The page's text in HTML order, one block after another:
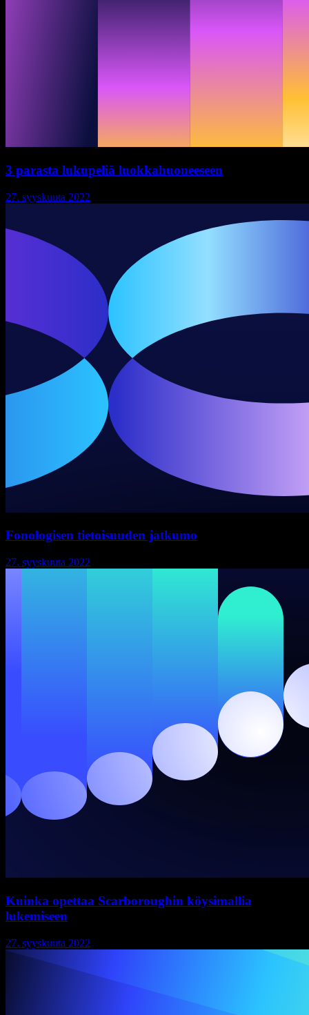
3 parasta lukupeliä luokkahuoneeseen
27. syyskuuta 2022
Fonologisen tietoisuuden jatkumo
27. syyskuuta 2022
Kuinka opettaa Scarboroughin köysimallia
lukemiseen
27. syyskuuta 2022